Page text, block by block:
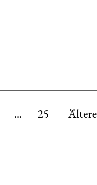
… 25 Ältere